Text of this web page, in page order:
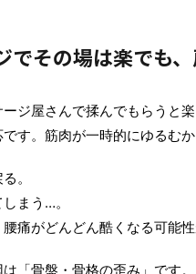
でその場は楽でも
ージ屋さんで揉んでもらうと楽
す。筋肉が一時的にゆるむか
。
まう…。
痛がどんどん酷くなる可能
「骨盤・骨格の歪み」です。